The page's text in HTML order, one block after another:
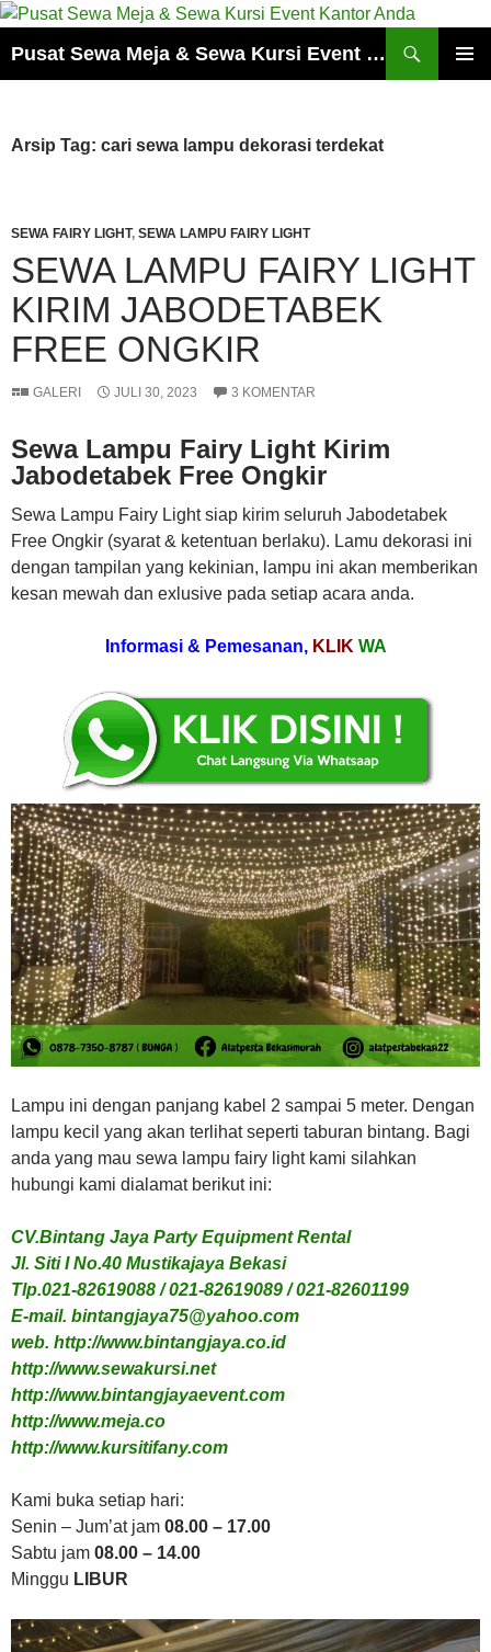
Pusat Sewa Meja & Sewa Kursi Event Kantor Anda
Arsip Tag: cari sewa lampu dekorasi terdekat
SEWA FAIRY LIGHT, SEWA LAMPU FAIRY LIGHT
SEWA LAMPU FAIRY LIGHT
KIRIM JABODETABEK
FREE ONGKIR
GALERI JULI 30, 2023 3 KOMENTAR
Sewa Lampu Fairy Light Kirim
Jabodetabek Free Ongkir
Sewa Lampu Fairy Light siap kirim seluruh Jabodetabek
Free Ongkir (syarat & ketentuan berlaku). Lamu dekorasi ini
dengan tampilan yang kekinian, lampu ini akan memberikan
kesan mewah dan exlusive pada setiap acara anda.
Informasi & Pemesanan, KLIK WA
Lampu ini dengan panjang kabel 2 sampai 5 meter. Dengan
lampu kecil yang akan terlihat seperti taburan bintang. Bagi
anda yang mau sewa lampu fairy light kami silahkan
hubungi kami dialamat berikut ini:
CV.Bintang Jaya Party Equipment Rental
Jl. Siti I No.40 Mustikajaya Bekasi
Tlp.021-82619088 / 021-82619089 / 021-82601199
E-mail. bintangjaya75@yahoo.com
web. http://www.bintangjaya.co.id
http://www.sewakursi.net
http://www.bintangjayaevent.com
http://www.meja.co
http://www.kursitifany.com
Kami buka setiap hari:
Senin – Jum’at jam 08.00 – 17.00
Sabtu jam 08.00 – 14.00
Minggu LIBUR